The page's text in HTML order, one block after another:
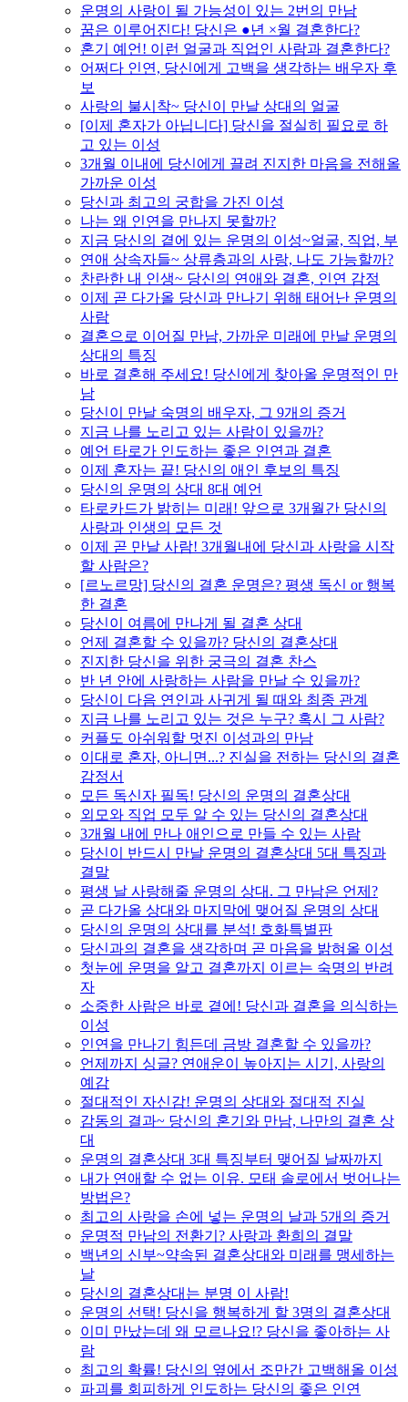
운명의 사랑이 될 가능성이 있는 2번의 만남
꿈은 이루어진다! 당신은 ●년 ×월 결혼한다?
혼기 예언! 이런 얼굴과 직업인 사람과 결혼한다?
어쩌다 인연, 당신에게 고백을 생각하는 배우자 후
보
사랑의 불시착~ 당신이 만날 상대의 얼굴
[이제 혼자가 아닙니다] 당신을 절실히 필요로 하
고 있는 이성
3개월 이내에 당신에게 끌려 진지한 마음을 전해올
가까운 이성
당신과 최고의 궁합을 가진 이성
나는 왜 인연을 만나지 못할까?
지금 당신의 곁에 있는 운명의 이성~얼굴, 직업, 부
연애 상속자들~ 상류층과의 사랑, 나도 가능할까?
찬란한 내 인생~ 당신의 연애와 결혼, 인연 감정
이제 곧 다가올 당신과 만나기 위해 태어난 운명의
사람
결혼으로 이어질 만남, 가까운 미래에 만날 운명의
상대의 특징
바로 결혼해 주세요! 당신에게 찾아올 운명적인 만
남
당신이 만날 숙명의 배우자, 그 9개의 증거
지금 나를 노리고 있는 사람이 있을까?
예언 타로가 인도하는 좋은 인연과 결혼
이제 혼자는 끝! 당신의 애인 후보의 특징
당신의 운명의 상대 8대 예언
타로카드가 밝히는 미래! 앞으로 3개월간 당신의
사랑과 인생의 모든 것
이제 곧 만날 사람! 3개월내에 당신과 사랑을 시작
할 사람은?
[르노르망] 당신의 결혼 운명은? 평생 독신 or 행복
한 결혼
당신이 여름에 만나게 될 결혼 상대
언제 결혼할 수 있을까? 당신의 결혼상대
진지한 당신을 위한 궁극의 결혼 찬스
반 년 안에 사랑하는 사람을 만날 수 있을까?
당신이 다음 연인과 사귀게 될 때와 최종 관계
지금 나를 노리고 있는 것은 누구? 혹시 그 사람?
커플도 아쉬워할 멋진 이성과의 만남
이대로 혼자, 아니면...? 진실을 전하는 당신의 결혼
감정서
모든 독신자 필독! 당신의 운명의 결혼상대
외모와 직업 모두 알 수 있는 당신의 결혼상대
3개월 내에 만나 애인으로 만들 수 있는 사람
당신이 반드시 만날 운명의 결혼상대 5대 특징과
결말
평생 날 사랑해줄 운명의 상대. 그 만남은 언제?
곧 다가올 상대와 마지막에 맺어질 운명의 상대
당신의 운명의 상대를 분석! 호화특별판
당신과의 결혼을 생각하며 곧 마음을 밝혀올 이성
첫눈에 운명을 알고 결혼까지 이르는 숙명의 반려
자
소중한 사람은 바로 곁에! 당신과 결혼을 의식하는
이성
인연을 만나기 힘든데 금방 결혼할 수 있을까?
언제까지 싱글? 연애운이 높아지는 시기, 사랑의
예감
절대적인 자신감! 운명의 상대와 절대적 진실
감동의 결과~ 당신의 혼기와 만남, 나만의 결혼 상
대
운명의 결혼상대 3대 특징부터 맺어질 날짜까지
내가 연애할 수 없는 이유. 모태 솔로에서 벗어나는
방법은?
최고의 사랑을 손에 넣는 운명의 날과 5개의 증거
운명적 만남의 전환기? 사랑과 환희의 결말
백년의 신부~약속된 결혼상대와 미래를 맹세하는
날
당신의 결혼상대는 분명 이 사람!
운명의 선택! 당신을 행복하게 할 3명의 결혼상대
이미 만났는데 왜 모르나요!? 당신을 좋아하는 사
람
최고의 확률! 당신의 옆에서 조만간 고백해올 이성
파괴를 회피하게 인도하는 당신의 좋은 인연